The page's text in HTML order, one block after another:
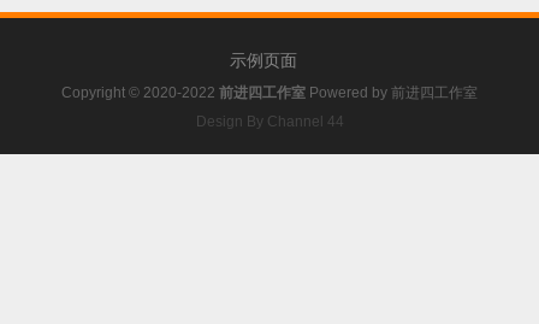
示例页面
Copyright © 2020-2022 前进四工作室 Powered by 前进四工作室
Design By Channel 44